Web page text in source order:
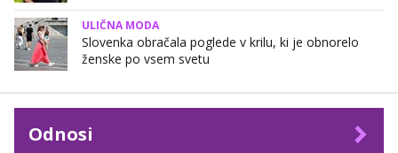
ULIČNA MODA
Slovenka obračala poglede v krilu, ki je obnorelo
ženske po vsem svetu
Odnosi